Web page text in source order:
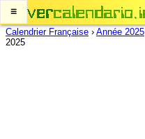
≡
Calendrier Française › Année 2025
2025